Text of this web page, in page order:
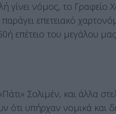
γίνει νόμος, το Γραφείο
επετειακό
επέτειο του μεγάλου
Σολιμέν, και άλλα
υπήρχαν νομικά και